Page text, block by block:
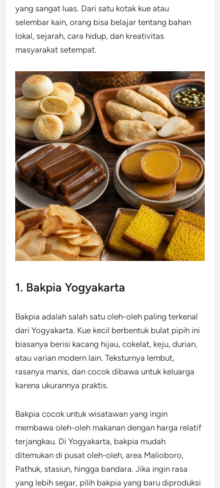
yang sangat luas. Dari satu kotak kue atau
selembar kain, orang bisa belajar tentang bahan
lokal, sejarah, cara hidup, dan kreativitas
masyarakat setempat.
1. Bakpia Yogyakarta
Bakpia adalah salah satu oleh-oleh paling terkenal
dari Yogyakarta. Kue kecil berbentuk bulat pipih ini
biasanya berisi kacang hijau, cokelat, keju, durian,
atau varian modern lain. Teksturnya lembut,
rasanya manis, dan cocok dibawa untuk keluarga
karena ukurannya praktis.
Bakpia cocok untuk wisatawan yang ingin
membawa oleh-oleh makanan dengan harga relatif
terjangkau. Di Yogyakarta, bakpia mudah
ditemukan di pusat oleh-oleh, area Malioboro,
Pathuk, stasiun, hingga bandara. Jika ingin rasa
yang lebih segar, pilih bakpia yang baru diproduksi